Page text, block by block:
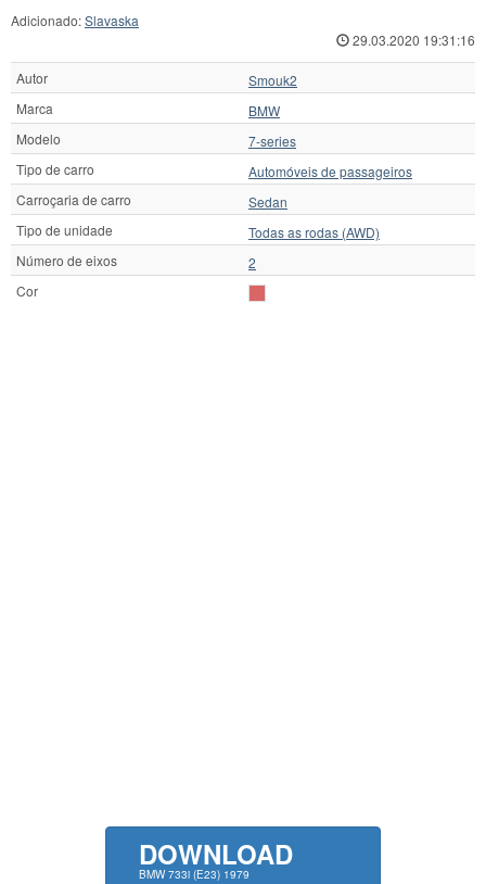
Adicionado:Slavaska
29.03.2020 19:31:16
Autor
Smouk2
Marca
BMW
Modelo
7-series
Tipo de carro
Automóveis de passageiros
Carroçaria de carro
Sedan
Tipo de unidade
Todas as rodas (AWD)
Número de eixos
2
Cor
DOWNLOAD
BMW 733i (E23) 1979